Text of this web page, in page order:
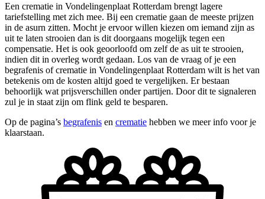
Een crematie in Vondelingenplaat Rotterdam brengt lagere
tariefstelling met zich mee. Bij een crematie gaan de meeste prijzen
in de asurn zitten. Mocht je ervoor willen kiezen om iemand zijn as
uit te laten strooien dan is dit doorgaans mogelijk tegen een
compensatie. Het is ook geoorloofd om zelf de as uit te strooien,
indien dit in overleg wordt gedaan. Los van de vraag of je een
begrafenis of crematie in Vondelingenplaat Rotterdam wilt is het van
betekenis om de kosten altijd goed te vergelijken. Er bestaan
behoorlijk wat prijsverschillen onder partijen. Door dit te signaleren
zul je in staat zijn om flink geld te besparen.
Op de pagina’s begrafenis en crematie hebben we meer info voor je
klaarstaan.